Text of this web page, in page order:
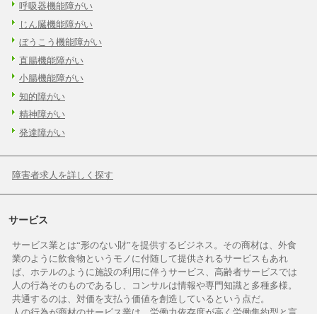
呼吸器機能障がい
じん臓機能障がい
ぼうこう機能障がい
直腸機能障がい
小腸機能障がい
知的障がい
精神障がい
発達障がい
障害者求人を詳しく探す
サービス
サービス業とは“形のない財”を提供するビジネス。その商材は、外食
業のように飲食物というモノに付随して提供されるサービスもあれ
ば、ホテルのように施設の利用に伴うサービス、高齢者サービスでは
人の行為そのものであるし、コンサルは情報や専門知識と多種多様。
共通するのは、対価を支払う価値を創造しているという点だ。